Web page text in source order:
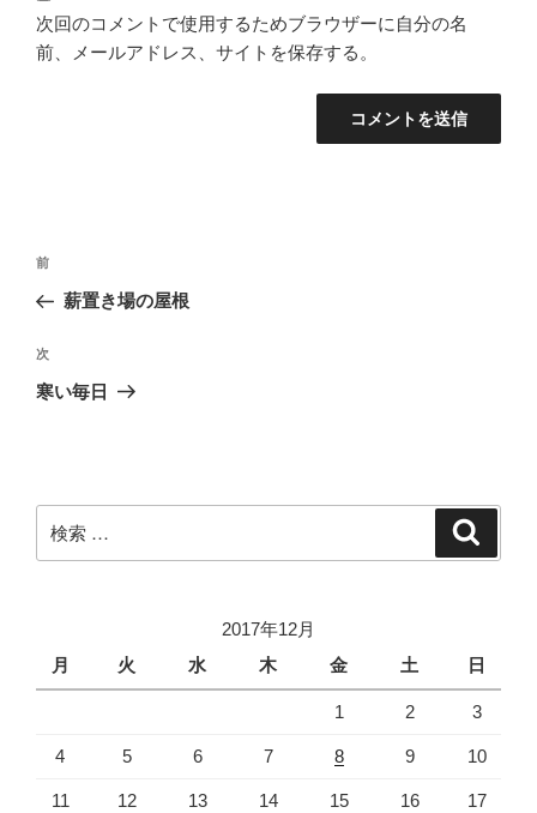
次回のコメントで使用するためブラウザーに自分の名
前、メールアドレス、サイトを保存する。
投
ナ
ビ
ゲ
ン
過
去
投
稿
前
薪置き場の屋根
次
の
次
寒い毎日
索:
2017年12月
月
火 水 木 金 土 日
1 2 3
4 5 6 7 8 9 10
11 12 13 14 15 16 17